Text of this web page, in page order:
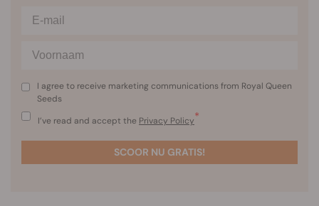
I agree to receive marketing communications from Royal Queen
Seeds
I’ve read and accept the Privacy Policy*
SCOOR NU GRATIS!